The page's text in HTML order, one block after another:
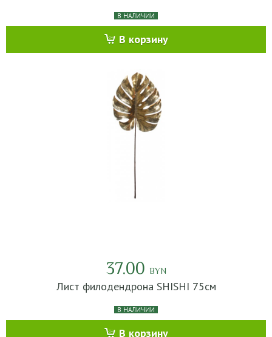
В НАЛИЧИИ
В корзину
37.00 BYN
Лист филодендрона SHISHI 75см
В НАЛИЧИИ
В корзину